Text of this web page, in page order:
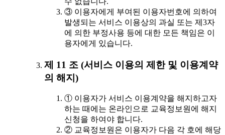
③ 이용자에게 부여된 이용자번호에 의하여
발생되는 서비스 이용상의 과실 또는 제3자
에 의한 부정사용 등에 대한 모든 책임은 이
용자에게 있습니다.
제 11 조 (서비스 이용의 제한 및 이용계약
의 해지)
① 이용자가 서비스 이용계약을 해지하고자
하는 때에는 온라인으로 교육정보원에 해지
신청을 하여야 합니다.
② 교육정보원은 이용자가 다음 각 호에 해당